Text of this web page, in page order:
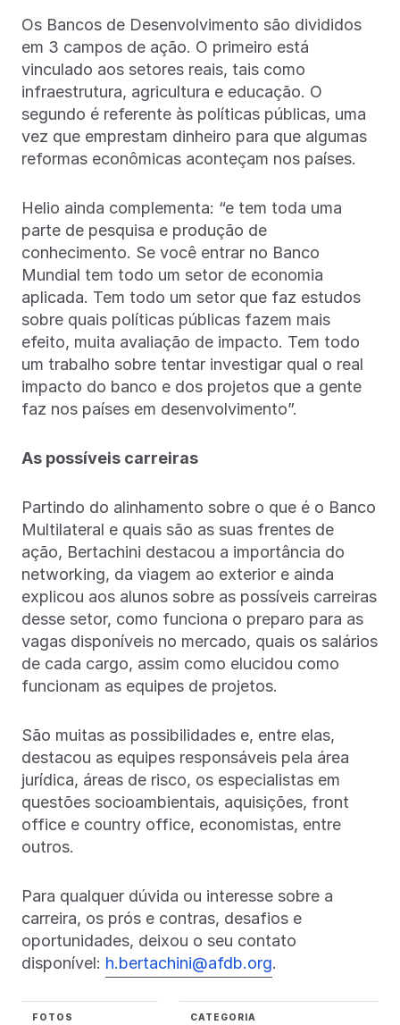
Os Bancos de Desenvolvimento são divididos
em 3 campos de ação. O primeiro está
vinculado aos setores reais, tais como
infraestrutura, agricultura e educação. O
segundo é referente às políticas públicas, uma
vez que emprestam dinheiro para que algumas
reformas econômicas aconteçam nos países.
Helio ainda complementa: “e tem toda uma
parte de pesquisa e produção de
conhecimento. Se você entrar no Banco
Mundial tem todo um setor de economia
aplicada. Tem todo um setor que faz estudos
sobre quais políticas públicas fazem mais
efeito, muita avaliação de impacto. Tem todo
um trabalho sobre tentar investigar qual o real
impacto do banco e dos projetos que a gente
faz nos países em desenvolvimento”.
As possíveis carreiras
Partindo do alinhamento sobre o que é o Banco
Multilateral e quais são as suas frentes de
ação, Bertachini destacou a importância do
networking, da viagem ao exterior e ainda
explicou aos alunos sobre as possíveis carreiras
desse setor, como funciona o preparo para as
vagas disponíveis no mercado, quais os salários
de cada cargo, assim como elucidou como
funcionam as equipes de projetos.
São muitas as possibilidades e, entre elas,
destacou as equipes responsáveis pela área
jurídica, áreas de risco, os especialistas em
questões socioambientais, aquisições, front
office e country office, economistas, entre
outros.
Para qualquer dúvida ou interesse sobre a
carreira, os prós e contras, desafios e
oportunidades, deixou o seu contato
disponível: h.bertachini@afdb.org.
FOTOS CATEGORIA